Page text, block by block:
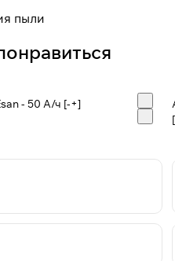
пыли
- 50 А/ч [-+]